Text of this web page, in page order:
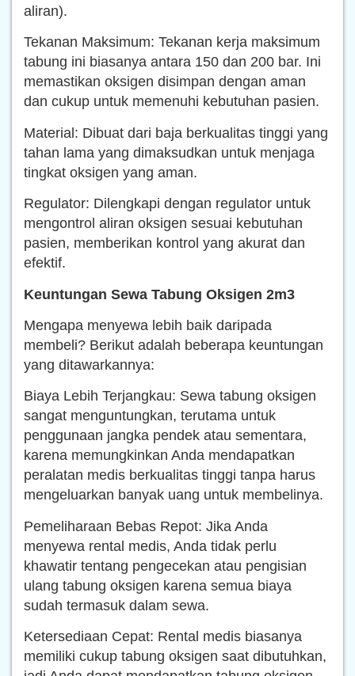
aliran).
Tekanan Maksimum: Tekanan kerja maksimum
tabung ini biasanya antara 150 dan 200 bar. Ini
memastikan oksigen disimpan dengan aman
dan cukup untuk memenuhi kebutuhan pasien.
Material: Dibuat dari baja berkualitas tinggi yang
tahan lama yang dimaksudkan untuk menjaga
tingkat oksigen yang aman.
Regulator: Dilengkapi dengan regulator untuk
mengontrol aliran oksigen sesuai kebutuhan
pasien, memberikan kontrol yang akurat dan
efektif.
Keuntungan Sewa Tabung Oksigen 2m3
Mengapa menyewa lebih baik daripada
membeli? Berikut adalah beberapa keuntungan
yang ditawarkannya:
Biaya Lebih Terjangkau: Sewa tabung oksigen
sangat menguntungkan, terutama untuk
penggunaan jangka pendek atau sementara,
karena memungkinkan Anda mendapatkan
peralatan medis berkualitas tinggi tanpa harus
mengeluarkan banyak uang untuk membelinya.
Pemeliharaan Bebas Repot: Jika Anda
menyewa rental medis, Anda tidak perlu
khawatir tentang pengecekan atau pengisian
ulang tabung oksigen karena semua biaya
sudah termasuk dalam sewa.
Ketersediaan Cepat: Rental medis biasanya
memiliki cukup tabung oksigen saat dibutuhkan,